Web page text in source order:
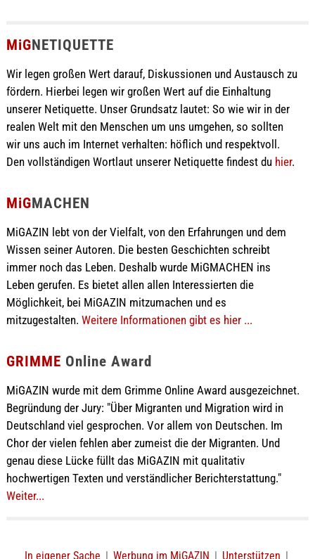
MiGNETIQUETTE
Wir legen großen Wert darauf, Diskussionen und Austausch zu
fördern. Hierbei legen wir großen Wert auf die Einhaltung
unserer Netiquette. Unser Grundsatz lautet: So wie wir in der
realen Welt mit den Menschen um uns umgehen, so sollten
wir uns auch im Internet verhalten: höflich und respektvoll.
Den vollständigen Wortlaut unserer Netiquette findest du hier.
MiGMACHEN
MiGAZIN lebt von der Vielfalt, von den Erfahrungen und dem
Wissen seiner Autoren. Die besten Geschichten schreibt
immer noch das Leben. Deshalb wurde MiGMACHEN ins
Leben gerufen. Es bietet allen allen Interessierten die
Möglichkeit, bei MiGAZIN mitzumachen und es
mitzugestalten. Weitere Informationen gibt es hier ...
GRIMME Online Award
MiGAZIN wurde mit dem Grimme Online Award ausgezeichnet.
Begründung der Jury: "Über Migranten und Migration wird in
Deutschland viel gesprochen. Vor allem von Deutschen. Im
Chor der vielen fehlen aber zumeist die der Migranten. Und
genau diese Lücke füllt das MiGAZIN mit qualitativ
hochwertigen Texten und verständlicher Berichterstattung."
Weiter...
In eigener Sache | Werbung im MiGAZIN | Unterstützen |